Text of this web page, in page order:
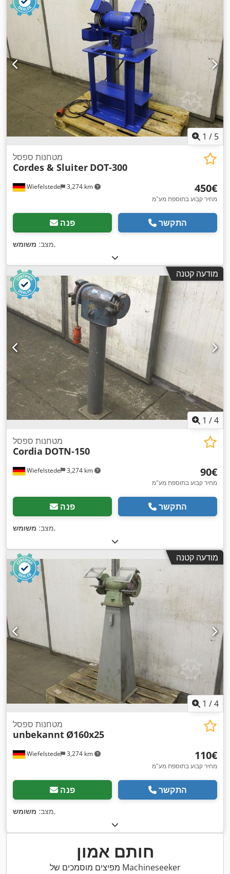
1 / 5
Wiefelstede 3,274 km
מטחנות ספסל
Cordes & Sluiter DOT-300
‏450 ‏€
מחיר קבוע בתוספת מע"מ
פנה התקשר
מצב: משומש ,
מודעה קטנה
1 /4
Wiefelstede 3,274 km
מטחנות ספסל
Cordia DOTN-150
‏90 ‏€
מחיר קבוע בתוספת מע"מ
פנה התקשר
מצב: משומש ,
מודעה קטנה
1 /4
Wiefelstede 3,274 km
מטחנות ספסל
unbekannt Ø160x25
‏110 ‏€
מחיר קבוע בתוספת מע"מ
פנה התקשר
מצב: משומש ,
חותם אמון
מפיצים מוסמכים של Machineseeker